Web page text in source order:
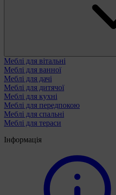
Меблі для вітальні
Меблі для ванної
Меблі для дачі
Меблі для дитячої
Меблі для кухні
Меблі для передпокою
Меблі для спальні
Меблі для тераси
Інформація